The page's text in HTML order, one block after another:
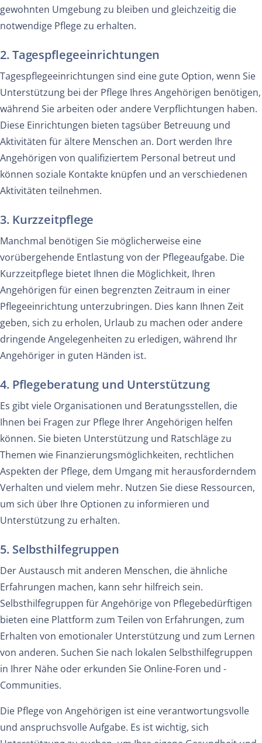
gewohnten Umgebung zu bleiben und gleichzeitig die
notwendige Pflege zu erhalten.
2. Tagespflegeeinrichtungen
Tagespflegeeinrichtungen sind eine gute Option, wenn Sie
Unterstützung bei der Pflege Ihres Angehörigen benötigen,
während Sie arbeiten oder andere Verpflichtungen haben.
Diese Einrichtungen bieten tagsüber Betreuung und
Aktivitäten für ältere Menschen an. Dort werden Ihre
Angehörigen von qualifiziertem Personal betreut und
können soziale Kontakte knüpfen und an verschiedenen
Aktivitäten teilnehmen.
3. Kurzzeitpflege
Manchmal benötigen Sie möglicherweise eine
vorübergehende Entlastung von der Pflegeaufgabe. Die
Kurzzeitpflege bietet Ihnen die Möglichkeit, Ihren
Angehörigen für einen begrenzten Zeitraum in einer
Pflegeeinrichtung unterzubringen. Dies kann Ihnen Zeit
geben, sich zu erholen, Urlaub zu machen oder andere
dringende Angelegenheiten zu erledigen, während Ihr
Angehöriger in guten Händen ist.
4. Pflegeberatung und Unterstützung
Es gibt viele Organisationen und Beratungsstellen, die
Ihnen bei Fragen zur Pflege Ihrer Angehörigen helfen
können. Sie bieten Unterstützung und Ratschläge zu
Themen wie Finanzierungsmöglichkeiten, rechtlichen
Aspekten der Pflege, dem Umgang mit herausforderndem
Verhalten und vielem mehr. Nutzen Sie diese Ressourcen,
um sich über Ihre Optionen zu informieren und
Unterstützung zu erhalten.
5. Selbsthilfegruppen
Der Austausch mit anderen Menschen, die ähnliche
Erfahrungen machen, kann sehr hilfreich sein.
Selbsthilfegruppen für Angehörige von Pflegebedürftigen
bieten eine Plattform zum Teilen von Erfahrungen, zum
Erhalten von emotionaler Unterstützung und zum Lernen
von anderen. Suchen Sie nach lokalen Selbsthilfegruppen
in Ihrer Nähe oder erkunden Sie Online-Foren und -
Communities.
Die Pflege von Angehörigen ist eine verantwortungsvolle
und anspruchsvolle Aufgabe. Es ist wichtig, sich